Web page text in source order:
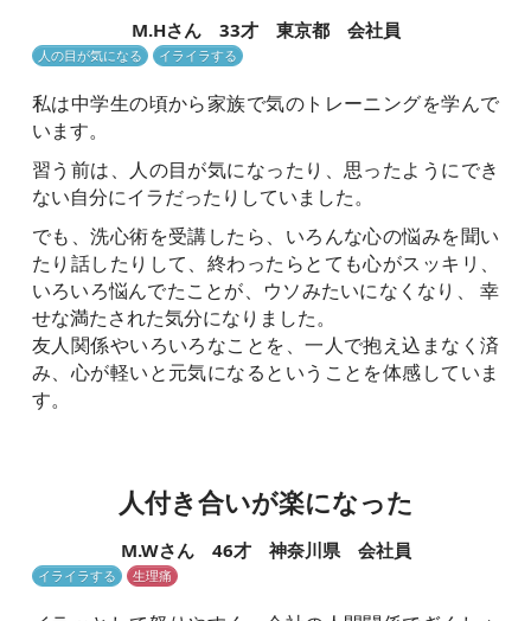
M.Hさん 33才 東京都 会社員
人の目が気になる イライラする
私は中学生の頃から家族で気のトレーニングを学んで
います。
習う前は、人の目が気になったり、思ったようにでき
ない自分にイラだったりしていました。
でも、洗心術を受講したら、いろんな心の悩みを聞い
たり話したりして、終わったらとても心がスッキリ、
いろいろ悩んでたことが、ウソみたいになくなり、 幸
せな満たされた気分になりました。
友人関係やいろいろなことを、一人で抱え込まなく済
み、心が軽いと元気になるということを体感していま
す。
人付き合いが楽になった
M.Wさん 46才 神奈川県 会社員
イライラする 生理痛